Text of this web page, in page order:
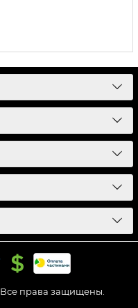
Все права защищены.